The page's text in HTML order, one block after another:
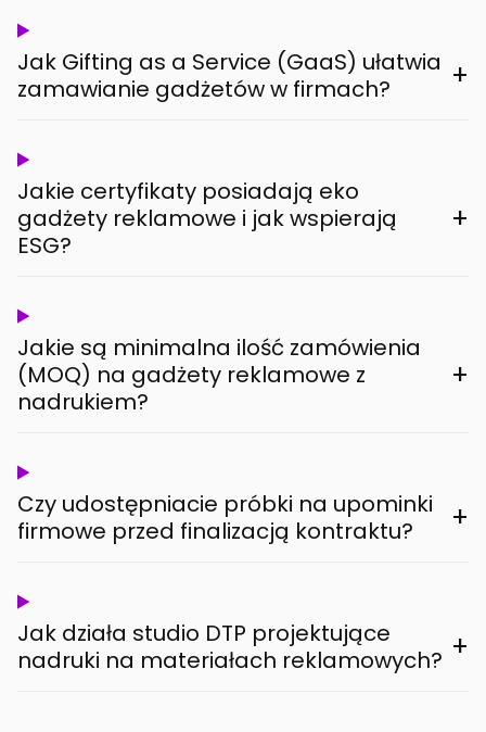
Jak Gifting as a Service (GaaS) ułatwia
zamawianie gadżetów w firmach?
+
Jakie certyfikaty posiadają eko
gadżety reklamowe i jak wspierają
ESG?
+
Jakie są minimalna ilość zamówienia
(MOQ) na gadżety reklamowe z
nadrukiem?
+
Czy udostępniacie próbki na upominki
firmowe przed finalizacją kontraktu?
+
Jak działa studio DTP projektujące
nadruki na materiałach reklamowych? +